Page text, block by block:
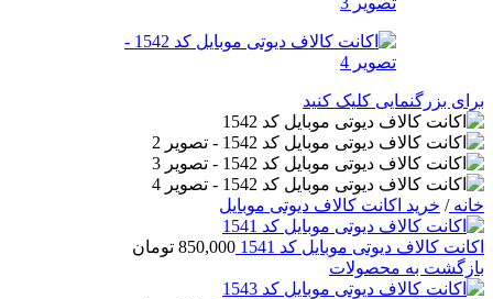
برای بزرگنمایی کلیک کنید
خانه/ خرید اکانت کالاف دیوتی موبایل
اکانت کالاف دیوتی موبایل کد 1541 850,000 تومان
بازگشت به محصولات